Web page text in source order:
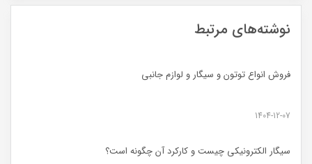
نوشته‌های مرتبط
فروش انواع توتون و سیگار و لوازم جانبی
1404-12-07
سیگار الکترونیکی چیست و کارکرد آن چگونه است؟